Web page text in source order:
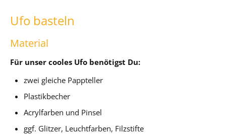
Ufo basteln
Material
Für unser cooles Ufo benötigst Du:
zwei gleiche Pappteller
Plastikbecher
Acrylfarben und Pinsel
ggf. Glitzer, Leuchtfarben, Filzstifte